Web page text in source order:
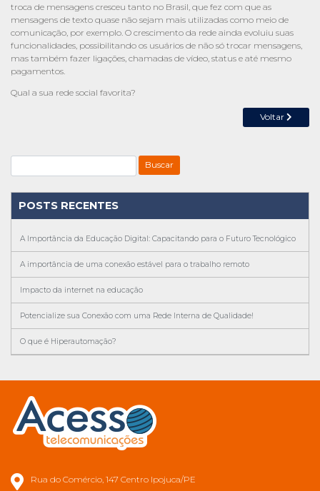
troca de mensagens cresceu tanto no Brasil, que fez com que as
mensagens de texto quase não sejam mais utilizadas como meio de
comunicação, por exemplo. O crescimento da rede ainda evoluiu suas
funcionalidades, possibilitando os usuários de não só trocar mensagens,
mas também fazer ligações, chamadas de vídeo, status e até mesmo
pagamentos.
Qual a sua rede social favorita?
Voltar
POSTS RECENTES
A Importância da Educação Digital: Capacitando para o Futuro Tecnológico
A importância de uma conexão estável para o trabalho remoto
Impacto da internet na educação
Potencialize sua Conexão com uma Rede Interna de Qualidade!
O que é Hiperautomação?
Rua do Comércio, 147 Centro Ipojuca/PE